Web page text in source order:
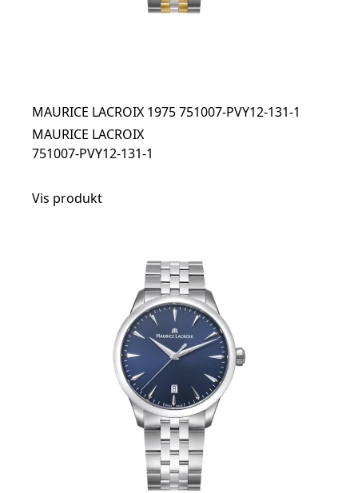
MAURICE LACROIX 1975 751007-PVY12-131-1
MAURICE LACROIX
751007-PVY12-131-1
Vis produkt